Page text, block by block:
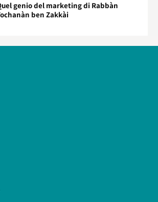
genio del marketing di Rabbàn
ben Zakkài